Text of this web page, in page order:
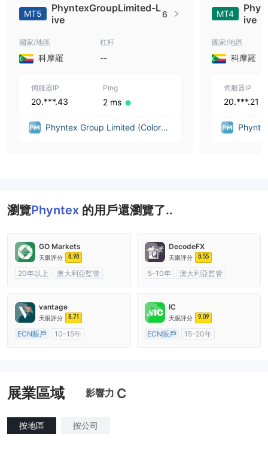
MT5
PhyntexGroupLimited-L
ive
6
國家/地區
科摩羅
杠杆
--
伺服器IP
20.***.43
Ping
2 ms
Phyntex Group Limited (Colorad
MT4
ive
國家/地區
科摩羅
伺服器IP
20.***.21
瀏覽Phyntex 的用戶還瀏覽了..
GO Markets
天眼評分 8.98
20年以上
澳大利亞監管
DecodeFX
天眼評分 8.55
5-10年
澳大利亞監管
vantage
天眼評分 8.71
ECN賬戶
10-15年
IC
天眼評分 9.09
ECN賬戶
15-20年
展業區域 影響力 C
按地區 按公司